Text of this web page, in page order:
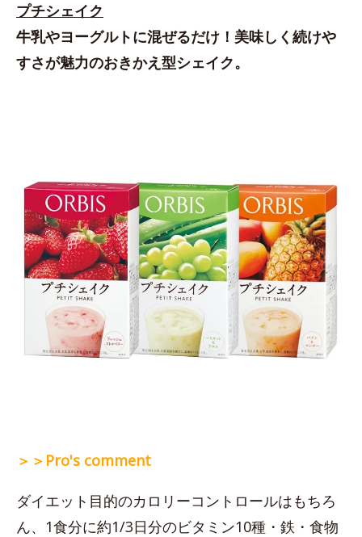
プチシェイク
牛乳やヨーグルトに混ぜるだけ！美味しく続けや
すさが魅力のおきかえ型シェイク。
＞＞Pro's comment
ダイエット目的のカロリーコントロールはもちろ
ん、1食分に約1/3日分のビタミン10種・鉄・食物